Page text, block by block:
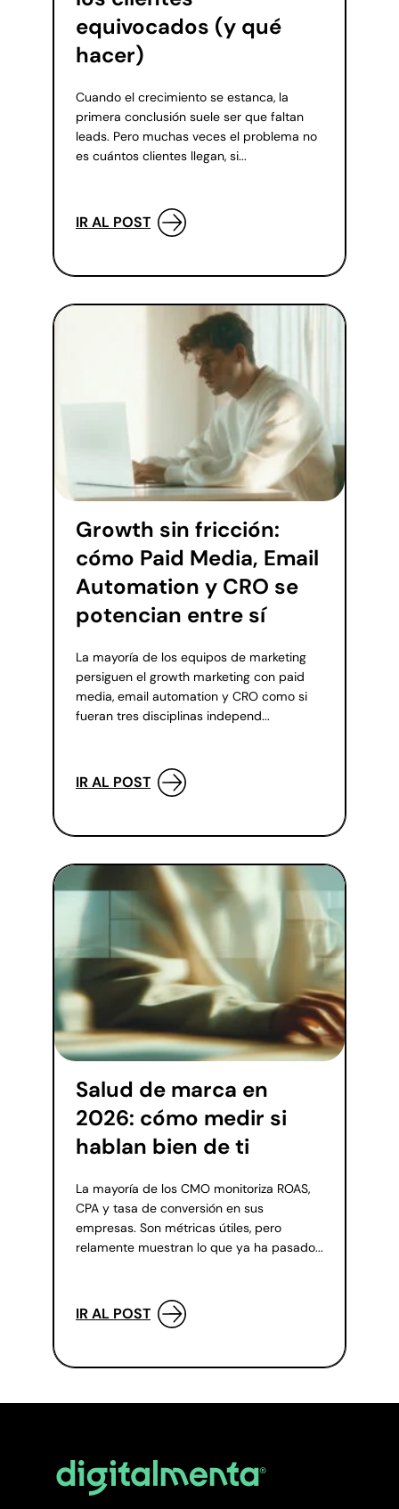
equivocados (y qué
hacer)
Cuando el crecimiento se estanca, la
primera conclusión suele ser que faltan
leads. Pero muchas veces el problema no
es cuántos clientes llegan, si...
IR AL POST
Growth sin fricción:
cómo Paid Media, Email
Automation y CRO se
potencian entre sí
La mayoría de los equipos de marketing
persiguen el growth marketing con paid
media, email automation y CRO como si
fueran tres disciplinas independ...
IR AL POST
Salud de marca en
2026: cómo medir si
hablan bien de ti
La mayoría de los CMO monitoriza ROAS,
CPA y tasa de conversión en sus
empresas. Son métricas útiles, pero
relamente muestran lo que ya ha pasado...
IR AL POST